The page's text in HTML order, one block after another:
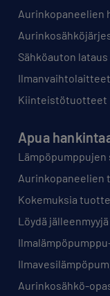
Aurinkopaneelien
Sähköauton lataus
Ilmanvaihtolaitteet
Kiinteistötuotteet
Apua
Lämpöpumppujen
Aurinkopaneelien
Kokemuksia
Löydä jälleenmyyjä
Aurinkosähkö-